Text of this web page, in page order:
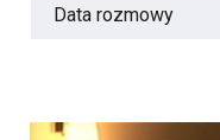
Data rozmowy